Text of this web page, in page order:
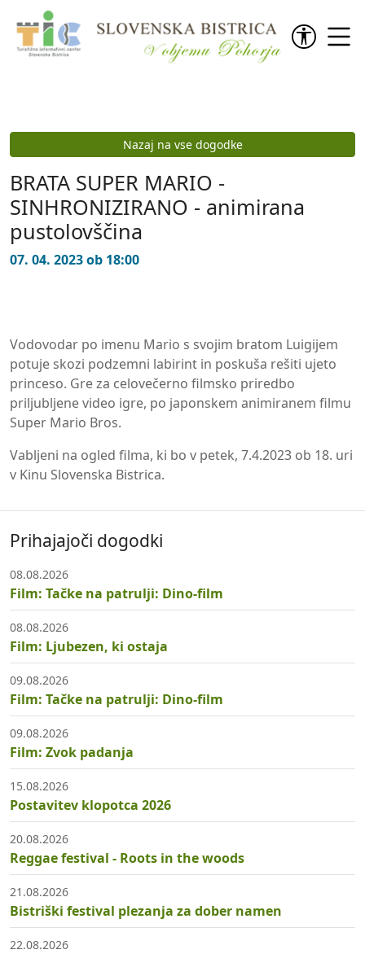
Preskoči na vsebino
Nazaj na vse dogodke
BRATA SUPER MARIO -
SINHRONIZIRANO - animirana
pustolovščina
07. 04. 2023 ob 18:00
Vodovodar po imenu Mario s svojim bratom Luigijem
potuje skozi podzemni labirint in poskuša rešiti ujeto
princeso. Gre za celovečerno filmsko priredbo
priljubljene video igre, po japonskem animiranem filmu
Super Mario Bros.
Vabljeni na ogled filma, ki bo v petek, 7.4.2023 ob 18. uri
v Kinu Slovenska Bistrica.
Prihajajoči dogodki
08.08.2026
Film: Tačke na patrulji: Dino-film
08.08.2026
Film: Ljubezen, ki ostaja
09.08.2026
Film: Tačke na patrulji: Dino-film
09.08.2026
Film: Zvok padanja
15.08.2026
Postavitev klopotca 2026
20.08.2026
Reggae festival - Roots in the woods
21.08.2026
Bistriški festival plezanja za dober namen
22.08.2026